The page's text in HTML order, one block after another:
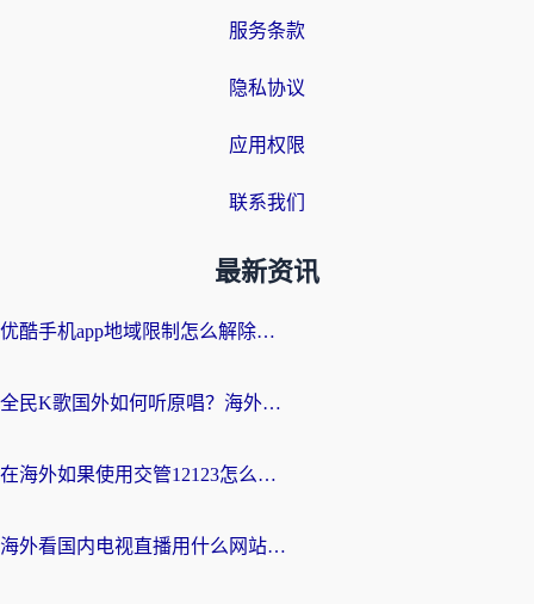
服务条款
隐私协议
应用权限
联系我们
最新资讯
优酷手机app地域限制怎么解除？海外党亲测有效的追剧方案
全民K歌国外如何听原唱？海外党亲测有效的回国加速器选择指南
在海外如果使用交管12123怎么处理？留学生亲测有效的回国加速方案
海外看国内电视直播用什么网站比较好？一篇解决你所有追剧难题的实用指南